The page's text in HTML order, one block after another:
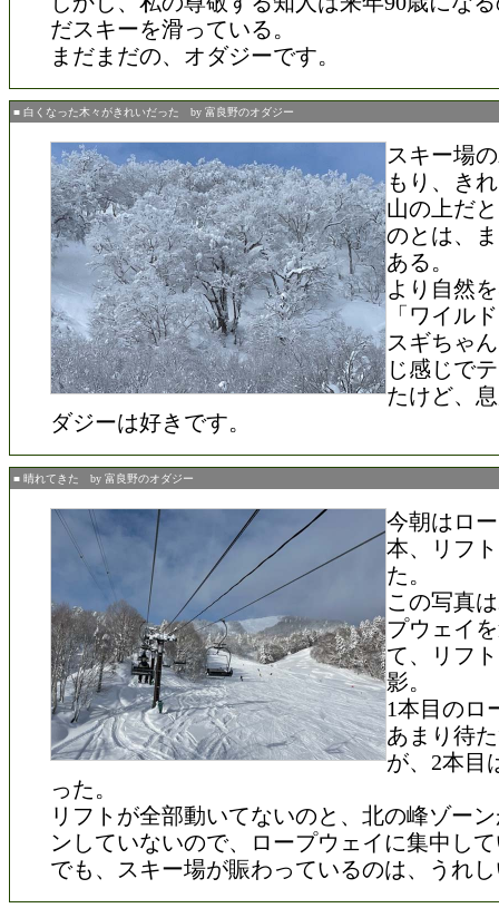
だスキーを滑っている。
まだまだの、オダジーです。
■ 白くなった木々がきれいだった by 富良野のオダジー
スキー場
もり、き
山の上だ
のとは、
ある。
より自然
「ワイル
スギちゃ
じ感じで
たけど、
ダジーは好きです。
■ 晴れてきた by 富良野のオダジー
今朝はロ
本、リフ
た。
この写真
プウェイ
て、リフ
影。
1本目のロ
あまり待
が、2本目
った。
リフトが全部動いてないのと、北の峰ゾー
ンしていないので、ロープウェイに集中し
でも、スキー場が賑わっているのは、うれ